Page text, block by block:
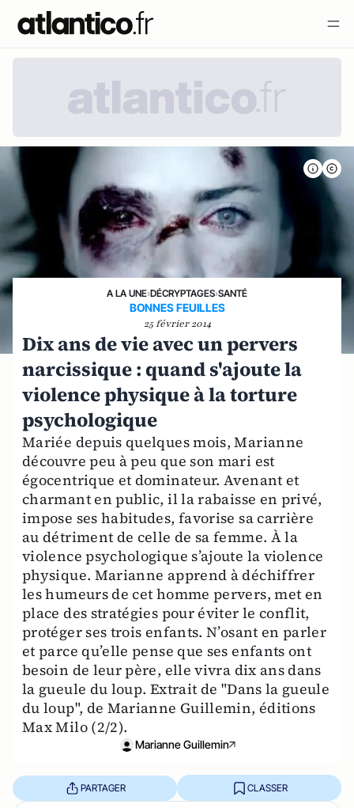
A LA UNE›DÉCRYPTAGES›SANTÉ
BONNES FEUILLES
25 février 2014
Dix ans de vie avec un pervers
narcissique : quand s'ajoute la
violence physique à la torture
psychologique
Mariée depuis quelques mois, Marianne
découvre peu à peu que son mari est
égocentrique et dominateur. Avenant et
charmant en public, il la rabaisse en privé,
impose ses habitudes, favorise sa carrière
au détriment de celle de sa femme. À la
violence psychologique s’ajoute la violence
physique. Marianne apprend à déchiffrer
les humeurs de cet homme pervers, met en
place des stratégies pour éviter le conflit,
protéger ses trois enfants. N’osant en parler
et parce qu’elle pense que ses enfants ont
besoin de leur père, elle vivra dix ans dans
la gueule du loup. Extrait de "Dans la gueule
du loup", de Marianne Guillemin, éditions
Max Milo (2/2).
Marianne Guillemin
PARTAGER CLASSER